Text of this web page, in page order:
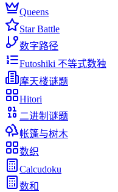
Queens
Star Battle
数字路径
Futoshiki 不等式数独
摩天楼谜题
Hitori
二进制谜题
帐篷与树木
数织
Calcudoku
数和